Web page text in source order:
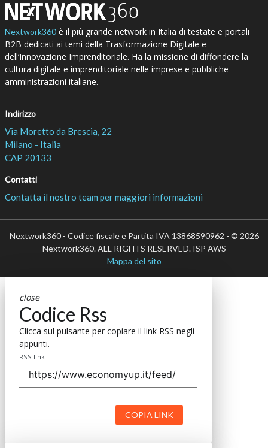
Nextwork360è il più grande network in Italia di testate e portali
B2B dedicati ai temi della Trasformazione Digitale e
dell’Innovazione Imprenditoriale. Ha la missione di diffondere la
cultura digitale e imprenditoriale nelle imprese e pubbliche
amministrazioni italiane.
Indirizzo
Via Moretto da Brescia, 22
Milano - Italia
CAP 20133
Contatti
Contatta il nostro team per maggiori informazioni
Nextwork360 - Codice fiscale e Partita IVA 13868590962 - © 2026
Nextwork360. ALL RIGHTS RESERVED. ISP AWS
Mappa del sito
close
Codice Rss
Clicca sul pulsante per copiare il link RSS negli
appunti.
RSS link
COPIA LINK